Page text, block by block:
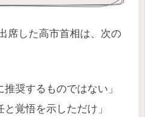
席した高市首相は、次の
推奨するものではない」
と覚悟を示しただけ」